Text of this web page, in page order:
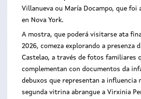
Villanueva ou María Docampo, que foi
en Nova York.
A mostra, que poderá visitarse ata
2026, comeza explorando a presenza
Castelao, a través de fotos familiares
complementan con documentos da
debuxos que representan a influencia
segunda vitrina abrangue a Virxinia